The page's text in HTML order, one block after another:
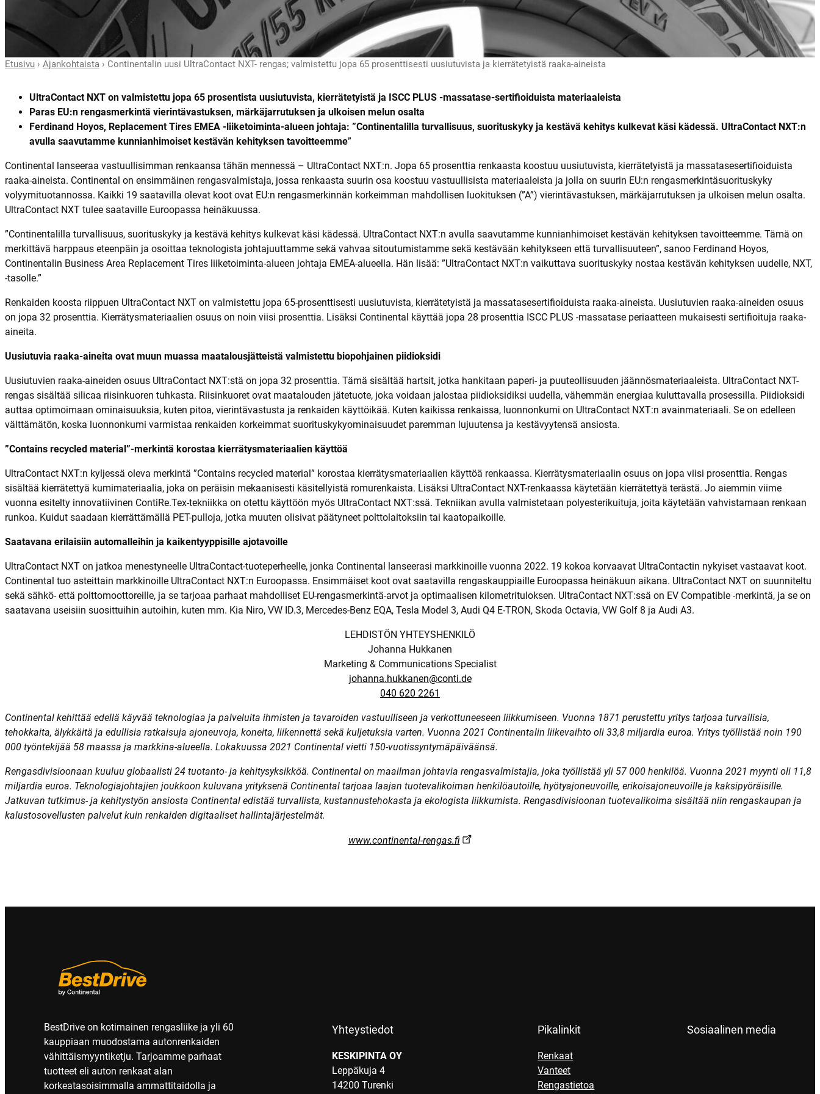
a
r
n
t
e
y
s
t
Etusivu › Ajankohtaista › Continentalin uusi UltraContact NXT- rengas; valmistettu jopa 65 prosenttisesti uusiutuvista ja kierrätetyistä raaka-aineista
UltraContact NXT on valmistettu jopa 65 prosentista uusiutuvista, kierrätetyistä ja ISCC PLUS -massatase-sertifioiduista materiaaleista
Paras EU:n rengasmerkintä vierintävastuksen, märkäjarrutuksen ja ulkoisen melun osalta
Ferdinand Hoyos, Replacement Tires EMEA -liiketoiminta-alueen johtaja: ”Continentalilla turvallisuus, suorituskyky ja kestävä kehitys kulkevat käsi kädessä. UltraContact NXT:n
avulla saavutamme kunnianhimoiset kestävän kehityksen tavoitteemme”
Continental lanseeraa vastuullisimman renkaansa tähän mennessä – UltraContact NXT:n. Jopa 65 prosenttia renkaasta koostuu uusiutuvista, kierrätetyistä ja massatasesertifioiduista
raaka-aineista. Continental on ensimmäinen rengasvalmistaja, jossa renkaasta suurin osa koostuu vastuullisista materiaaleista ja jolla on suurin EU:n rengasmerkintäsuorituskyky
volyymituotannossa. Kaikki 19 saatavilla olevat koot ovat EU:n rengasmerkinnän korkeimman mahdollisen luokituksen (”A”) vierintävastuksen, märkäjarrutuksen ja ulkoisen melun osalta.
UltraContact NXT tulee saataville Euroopassa heinäkuussa.
”Continentalilla turvallisuus, suorituskyky ja kestävä kehitys kulkevat käsi kädessä. UltraContact NXT:n avulla saavutamme kunnianhimoiset kestävän kehityksen tavoitteemme. Tämä on
merkittävä harppaus eteenpäin ja osoittaa teknologista johtajuuttamme sekä vahvaa sitoutumistamme sekä kestävään kehitykseen että turvallisuuteen”, sanoo Ferdinand Hoyos,
Continentalin Business Area Replacement Tires liiketoiminta-alueen johtaja EMEA-alueella. Hän lisää: ”UltraContact NXT:n vaikuttava suorituskyky nostaa kestävän kehityksen uudelle, NXT,
-tasolle.”
Renkaiden koosta riippuen UltraContact NXT on valmistettu jopa 65-prosenttisesti uusiutuvista, kierrätetyistä ja massatasesertifioiduista raaka-aineista. Uusiutuvien raaka-aineiden osuus
on jopa 32 prosenttia. Kierrätysmateriaalien osuus on noin viisi prosenttia. Lisäksi Continental käyttää jopa 28 prosenttia ISCC PLUS -massatase periaatteen mukaisesti sertifioituja raaka-
aineita.
Uusiutuvia raaka-aineita ovat muun muassa maatalousjätteistä valmistettu biopohjainen piidioksidi
Uusiutuvien raaka-aineiden osuus UltraContact NXT:stä on jopa 32 prosenttia. Tämä sisältää hartsit, jotka hankitaan paperi- ja puuteollisuuden jäännösmateriaaleista. UltraContact NXT-
rengas sisältää silicaa riisinkuoren tuhkasta. Riisinkuoret ovat maatalouden jätetuote, joka voidaan jalostaa piidioksidiksi uudella, vähemmän energiaa kuluttavalla prosessilla. Piidioksidi
auttaa optimoimaan ominaisuuksia, kuten pitoa, vierintävastusta ja renkaiden käyttöikää. Kuten kaikissa renkaissa, luonnonkumi on UltraContact NXT:n avainmateriaali. Se on edelleen
välttämätön, koska luonnonkumi varmistaa renkaiden korkeimmat suorituskykyominaisuudet paremman lujuutensa ja kestävyytensä ansiosta.
”Contains recycled material”-merkintä korostaa kierrätysmateriaalien käyttöä
UltraContact NXT:n kyljessä oleva merkintä ”Contains recycled material” korostaa kierrätysmateriaalien käyttöä renkaassa. Kierrätysmateriaalin osuus on jopa viisi prosenttia. Rengas
sisältää kierrätettyä kumimateriaalia, joka on peräisin mekaanisesti käsitellyistä romurenkaista. Lisäksi UltraContact NXT-renkaassa käytetään kierrätettyä terästä. Jo aiemmin viime
vuonna esitelty innovatiivinen ContiRe.Tex-tekniikka on otettu käyttöön myös UltraContact NXT:ssä. Tekniikan avulla valmistetaan polyesterikuituja, joita käytetään vahvistamaan renkaan
runkoa. Kuidut saadaan kierrättämällä PET-pulloja, jotka muuten olisivat päätyneet polttolaitoksiin tai kaatopaikoille.
Saatavana erilaisiin automalleihin ja kaikentyyppisille ajotavoille
UltraContact NXT on jatkoa menestyneelle UltraContact-tuoteperheelle, jonka Continental lanseerasi markkinoille vuonna 2022. 19 kokoa korvaavat UltraContactin nykyiset vastaavat koot.
Continental tuo asteittain markkinoille UltraContact NXT:n Euroopassa. Ensimmäiset koot ovat saatavilla rengaskauppiaille Euroopassa heinäkuun aikana. UltraContact NXT on suunniteltu
sekä sähkö- että polttomoottoreille, ja se tarjoaa parhaat mahdolliset EU-rengasmerkintä-arvot ja optimaalisen kilometrituloksen. UltraContact NXT:ssä on EV Compatible -merkintä, ja se on
saatavana useisiin suosittuihin autoihin, kuten mm. Kia Niro, VW ID.3, Mercedes-Benz EQA, Tesla Model 3, Audi Q4 E-TRON, Skoda Octavia, VW Golf 8 ja Audi A3.
LEHDISTÖN YHTEYSHENKILÖ
Johanna Hukkanen
Marketing & Communications Specialist
johanna.hukkanen@conti.de
040 620 2261
Continental kehittää edellä käyvää teknologiaa ja palveluita ihmisten ja tavaroiden vastuulliseen ja verkottuneeseen liikkumiseen. Vuonna 1871 perustettu yritys tarjoaa turvallisia,
tehokkaita, älykkäitä ja edullisia ratkaisuja ajoneuvoja, koneita, liikennettä sekä kuljetuksia varten. Vuonna 2021 Continentalin liikevaihto oli 33,8 miljardia euroa. Yritys työllistää noin 190
000 työntekijää 58 maassa ja markkina-alueella. Lokakuussa 2021 Continental vietti 150-vuotissyntymäpäiväänsä.
Rengasdivisioonaan kuuluu globaalisti 24 tuotanto- ja kehitysyksikköä. Continental on maailman johtavia rengasvalmistajia, joka työllistää yli 57 000 henkilöä. Vuonna 2021 myynti oli 11,8
miljardia euroa. Teknologiajohtajien joukkoon kuluvana yrityksenä Continental tarjoaa laajan tuotevalikoiman henkilöautoille, hyötyajoneuvoille, erikoisajoneuvoille ja kaksipyöräisille.
Jatkuvan tutkimus- ja kehitystyön ansiosta Continental edistää turvallista, kustannustehokasta ja ekologista liikkumista. Rengasdivisioonan tuotevalikoima sisältää niin rengaskaupan ja
kalustosovellusten palvelut kuin renkaiden digitaaliset hallintajärjestelmät.
www.continental-rengas.fi
BestDrive on kotimainen rengasliike ja yli 60
kauppiaan muodostama autonrenkaiden
vähittäismyyntiketju. Tarjoamme parhaat
tuotteet eli auton renkaat alan
korkeatasoisimmalla ammattitaidolla ja
Yhteystiedot
KESKIPINTA OY
Leppäkuja 4
14200 Turenki
Pikalinkit
Renkaat
Vanteet
Rengastietoa
Sosiaalinen media